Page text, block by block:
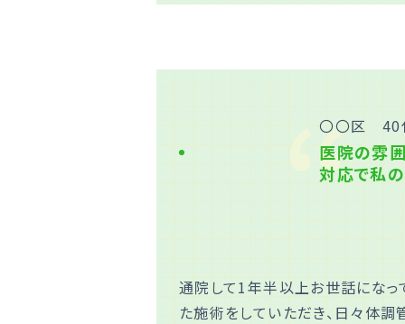
〇〇区 40
医院の雰
対応で私
通院して1年半以上お世話になっ
た施術をしていただき、日々体調